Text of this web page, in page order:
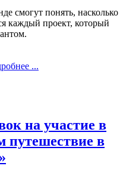
смогут понять, насколько
каждый проект, который
...
на участие в
путешествие в